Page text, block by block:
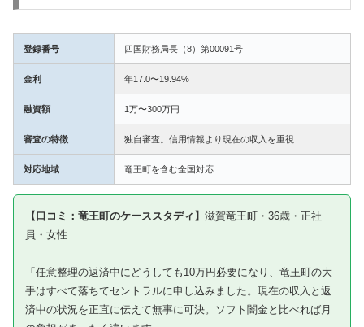
登録番号 四国財務局長（8）第00091号
金利 年17.0〜19.94%
融資額 1万〜300万円
審査の特徴 独自審査。信用情報より現在の収入を重視
対応地域 竜王町を含む全国対応
【口コミ：竜王町のケーススタディ】 滋賀竜王町・36歳・正社
員・女性
「任意整理の返済中にどうしても10万円必要になり、竜王町の大
手はすべて落ちてセントラルに申し込みました。現在の収入と返
済中の状況を正直に伝えて無事に可決。ソフト闇金と比べれば月